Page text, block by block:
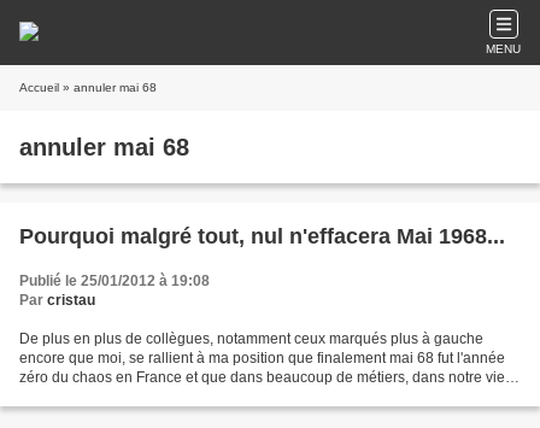
MENU
Accueil » annuler mai 68
annuler mai 68
Pourquoi malgré tout, nul n'effacera Mai 1968...
Publié le 25/01/2012 à 19:08
Par cristau
De plus en plus de collègues, notamment ceux marqués plus à gauche
encore que moi, se rallient à ma position que finalement mai 68 fut l'année
zéro du chaos en France et que dans beaucoup de métiers, dans notre vie